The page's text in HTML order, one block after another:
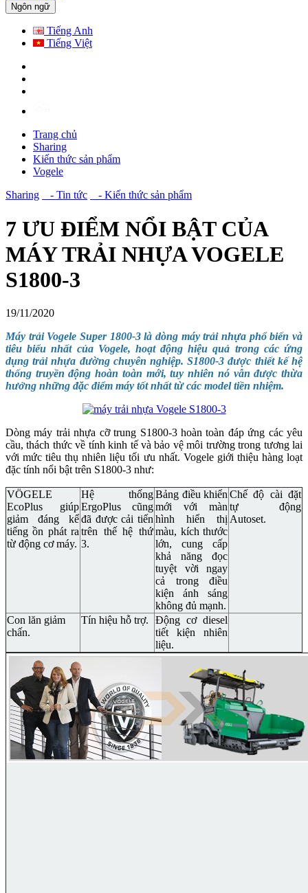
Ngôn ngữ
Tiếng Anh
Tiếng Việt
Trang chủ
Sharing
Kiến thức sản phẩm
Vogele
Sharing
- Tin tức - Kiến thức sản phẩm
7 ƯU ĐIỂM NỔI BẬT CỦA
MÁY TRẢI NHỰA VOGELE
S1800-3
19/11/2020
Máy trải Vogele Super 1800-3 là dòng máy trải nhựa phổ biến và
tiêu biểu nhất của Vogele, hoạt động hiệu quả trong các ứng
dụng trải nhựa đường chuyên nghiệp. S1800-3 được thiết kế hệ
thống truyền động hoàn toàn mới, tuy nhiên nó vẫn được thừa
hưởng những đặc điểm máy tốt nhất từ các model tiền nhiệm.
Dòng máy trải nhựa cỡ trung S1800-3 hoàn toàn đáp ứng các yêu
cầu, thách thức về tính kinh tế và bảo vệ môi trường trong tương lai
với mức tiêu thụ nhiên liệu tối ưu nhất. Vogele giới thiệu hàng loạt
đặc tính nổi bật trên S1800-3 như:
VÖGELE
EcoPlus giúp
giảm đáng kể
tiếng ồn phát ra
từ động cơ máy.
Hệ thống
ErgoPlus cũng
đã được cải tiến
trên thế hệ thứ
3.
Bảng điều khiển
mới với màn
hình hiển thị
màu, kích thước
lớn, cung cấp
khả năng đọc
tuyệt vời ngay
cả trong điều
kiện ánh sáng
không đủ mạnh.
Chế độ cài đặt
tự động
Autoset.
Con lăn giảm
chấn.
Tín hiệu hỗ trợ.
Động cơ diesel
tiết kiện nhiên
liệu.